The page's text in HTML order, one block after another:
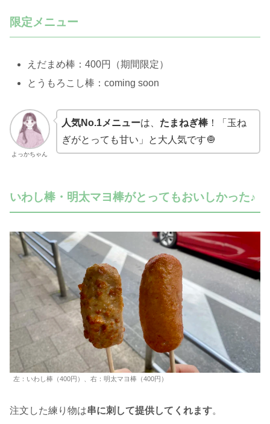
限定メニュー
えだまめ棒：400円（期間限定）
とうもろこし棒：coming soon
よっかちゃん
人気No.1メニューは、 たまねぎ棒！「玉ね
ぎがとっても甘い」と大人気です🧅
いわし棒・明太マヨ棒がとってもおいしかった♪
左：いわし棒（400円）、右：明太マヨ棒（400円）
注文した練り物は串に刺して提供してくれます。